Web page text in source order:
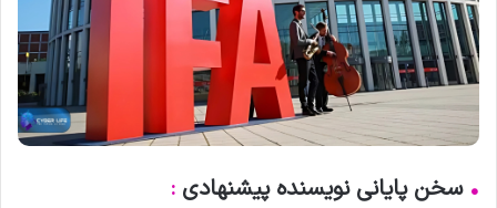
•سخن پایانی نویسنده پیشنهادی :